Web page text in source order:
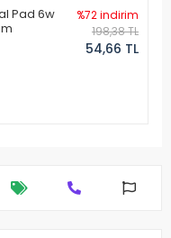
Pad 6w
%72 indirim
198,38 TL
54,66 TL